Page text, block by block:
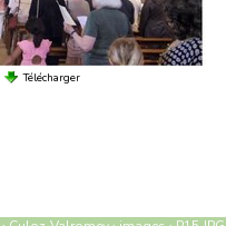
Télécharger